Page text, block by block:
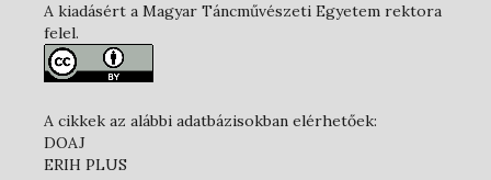
A kiadásért a Magyar Táncművészeti Egyetem rektora
felel.
A cikkek az alábbi adatbázisokban elérhetőek:
DOAJ
ERIH PLUS